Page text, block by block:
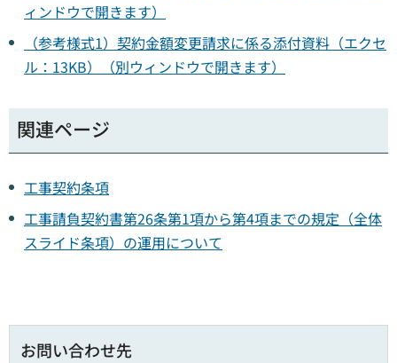
ィンドウで開きます）
（参考様式1）契約金額変更請求に係る添付資料（エクセ
ル：13KB）（別ウィンドウで開きます）
関連ページ
工事契約条項
工事請負契約書第26条第1項から第4項までの規定（全体
スライド条項）の運用について
お問い合わせ先